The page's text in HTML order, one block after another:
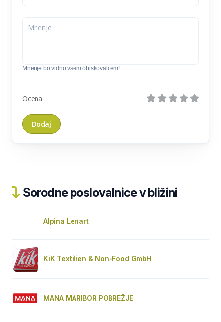
Mnenje bo vidno vsem obiskovalcem!
Ocena
Sorodne poslovalnice v bližini
Alpina Lenart
KiK Textilien & Non-Food GmbH
MANA MARIBOR POBREŽJE